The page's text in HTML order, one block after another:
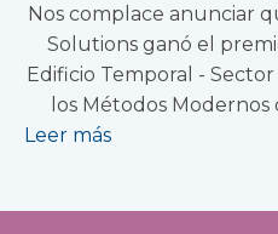
Nos complace anunciar
Solutions ganó el
Edificio Temporal -
los Métodos
Leer más